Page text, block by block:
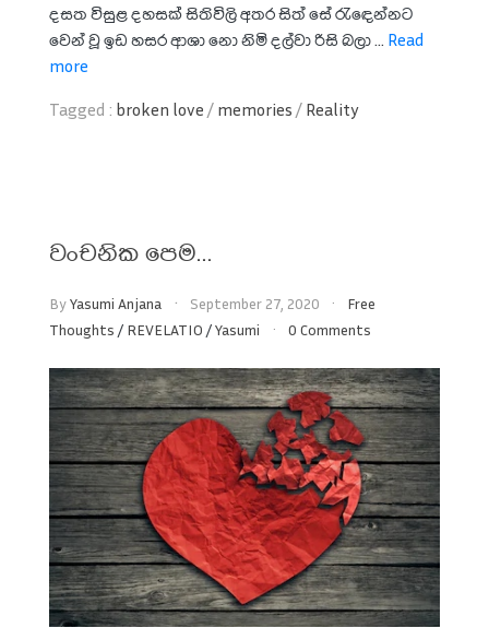
දසත විසුළ දහසක් සිතිවිලි අතර සිත් සේ රැඳෙන්නට
වෙන් වූ ඉඩ හසර ආශා නො නිමි දල්වා රිසි බලා ... Read
more
Tagged : broken love / memories / Reality
වංචනික පෙම…
ByYasumi Anjana September 27, 2020
Free
Thoughts / REVELATIO /Yasumi 0 Comments